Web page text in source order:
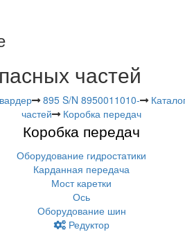
частей
895 S/N 8950011010-
частей
Коробка передач
Коробка передач
Оборудование гидростатики
Карданная передача
Мост каретки
Ось
Оборудование шин
Редуктор